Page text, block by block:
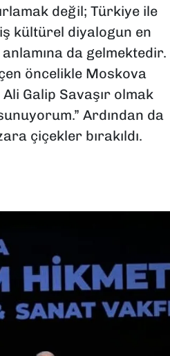
değil; Türkiye ile
kültürel diyalogun en
da gelmektedir.
öncelikle Moskova
Galip Savaşır olmak
Ardından da
çiçekler bırakıldı.